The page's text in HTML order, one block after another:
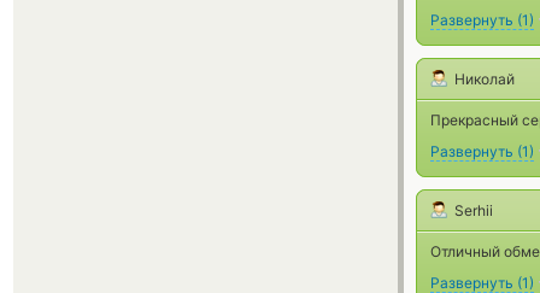
Развернуть (1)
Николай
Прекрасный
Развернуть (1)
Serhii
Отличный
Развернуть (1)